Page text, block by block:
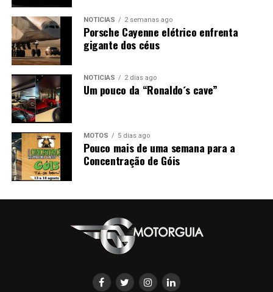
NOTÍCIAS 2 semanas ago
Porsche Cayenne elétrico enfrenta
gigante dos céus
NOTÍCIAS 2 dias ago
Um pouco da “Ronaldo´s cave”
MOTOS 5 dias ago
Pouco mais de uma semana para a
Concentração de Góis